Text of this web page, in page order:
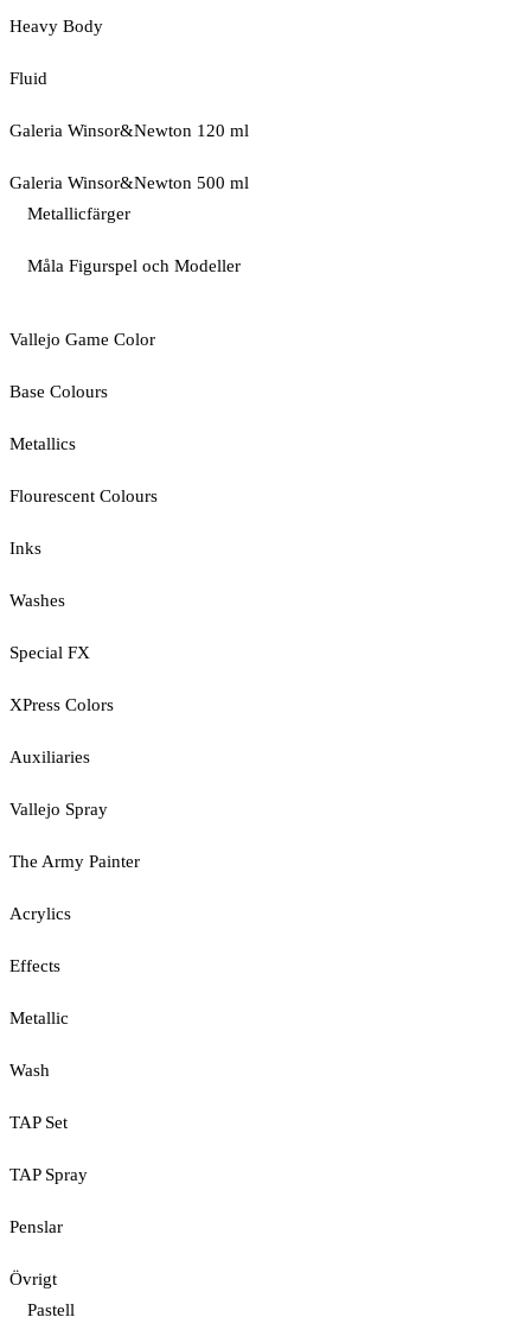
Heavy Body
Fluid
Galeria Winsor&Newton 120 ml
Galeria Winsor&Newton 500 ml
Metallicfärger
Måla Figurspel och Modeller
Vallejo Game Color
Base Colours
Metallics
Flourescent Colours
Inks
Washes
Special FX
XPress Colors
Auxiliaries
Vallejo Spray
The Army Painter
Acrylics
Effects
Metallic
Wash
TAP Set
TAP Spray
Penslar
Övrigt
Pastell